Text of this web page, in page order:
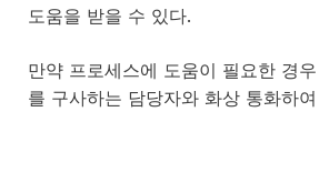
도움을 받을 수 있다.
만약 프로세스에 도움이 필요한 경
를 구사하는 담당자와 화상 통화하